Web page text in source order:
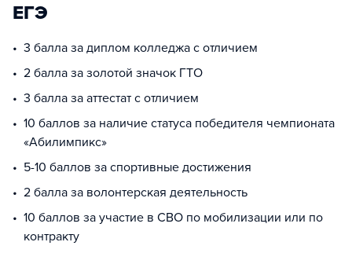
ЕГЭ
3 балла за диплом колледжа с отличием
2 балла за золотой значок ГТО
3 балла за аттестат с отличием
10 баллов за наличие статуса победителя чемпионата
«Абилимпикс»
5-10 баллов за спортивные достижения
2 балла за волонтерская деятельность
10 баллов за участие в СВО по мобилизации или по
контракту